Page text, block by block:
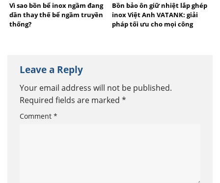
Vì sao bồn bể inox ngầm đang
dần thay thế bể ngầm truyền
thống?
Bồn bảo ôn giữ nhiệt lắp ghép
inox Việt Anh VATANK: giải
pháp tối ưu cho mọi công
Leave a Reply
Your email address will not be published.
Required fields are marked *
Comment *